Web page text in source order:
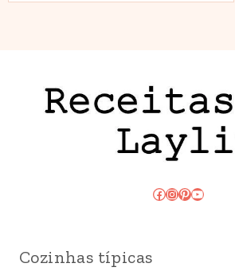
Facebook
Instagram
Pinterest
Youtube
Cozinhas típicas